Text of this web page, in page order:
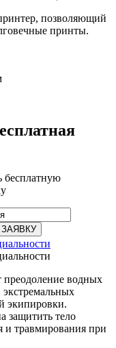
позволяющий
принты.
бесплатную
преодоление водных
экипировки.
защитить тело
и травмирования при